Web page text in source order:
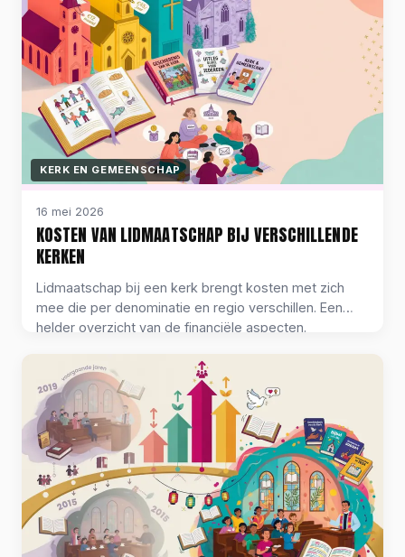
KERK EN GEMEENSCHAP
16 mei 2026
KOSTEN VAN LIDMAATSCHAP BIJ VERSCHILLENDE
KERKEN
Lidmaatschap bij een kerk brengt kosten met zich
mee die per denominatie en regio verschillen. Een
helder overzicht van de financiële aspecten.